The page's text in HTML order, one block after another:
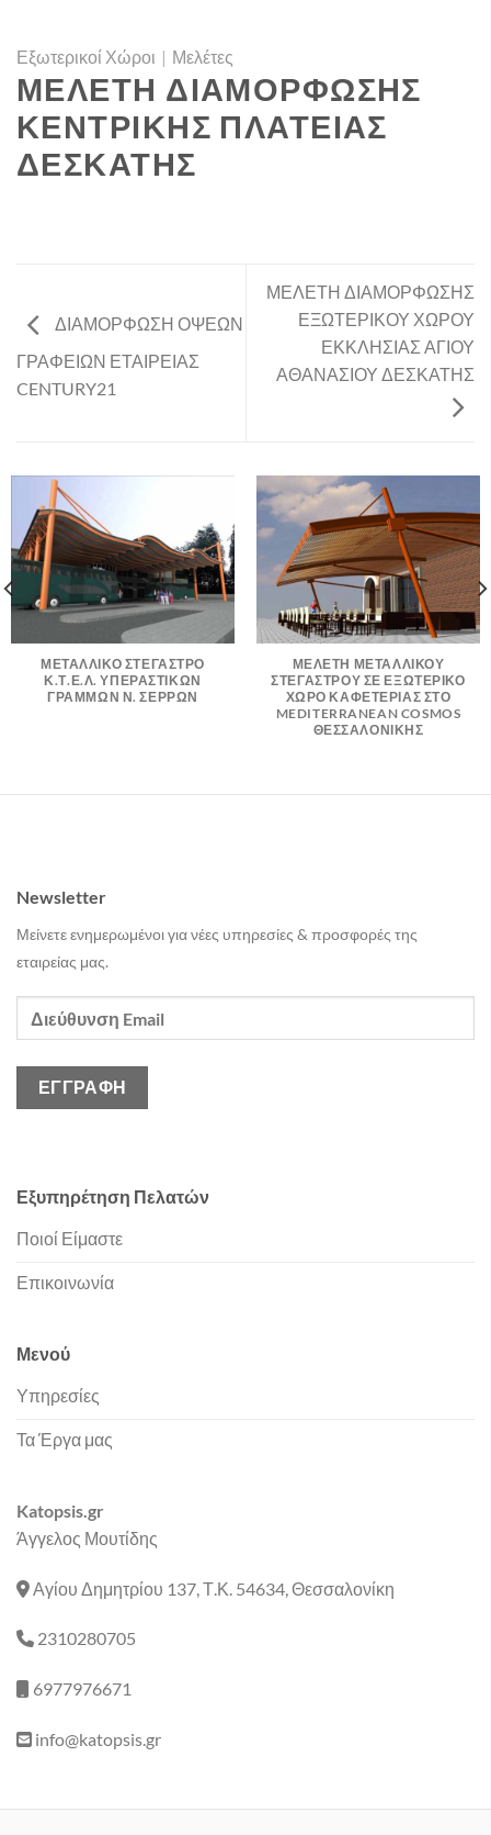
Εξωτερικοί Χώροι | Μελέτες
ΜΕΛΕΤΗ ΔΙΑΜΟΡΦΩΣΗΣ
ΚΕΝΤΡΙΚΗΣ ΠΛΑΤΕΙΑΣ
ΔΕΣΚΑΤΗΣ
ΔΙΑΜΟΡΦΩΣΗ ΟΨΕΩΝ
ΓΡΑΦΕΙΩΝ ΕΤΑΙΡΕΙΑΣ
CENTURY21
ΜΕΛΕΤΗ ΔΙΑΜΟΡΦΩΣΗΣ
ΕΞΩΤΕΡΙΚΟΥ ΧΩΡΟΥ
ΕΚΚΛΗΣΙΑΣ ΑΓΙΟΥ
ΑΘΑΝΑΣΙΟΥ ΔΕΣΚΑΤΗΣ
ΜΕΤΑΛΛΙΚΟ ΣΤΕΓΑΣΤΡΟ
Κ.Τ.Ε.Λ. ΥΠΕΡΑΣΤΙΚΩΝ
ΓΡΑΜΜΩΝ Ν. ΣΕΡΡΩΝ
ΜΕΛΕΤΗ ΜΕΤΑΛΛΙΚΟΥ
ΣΤΕΓΑΣΤΡΟΥ ΣΕ ΕΞΩΤΕΡΙΚΟ
ΧΩΡΟ ΚΑΦΕΤΕΡΙΑΣ ΣΤΟ
MEDITERRANEAN COSMOS
ΘΕΣΣΑΛΟΝΙΚΗΣ
Newsletter
Μείνετε ενημερωμένοι για νέες υπηρεσίες & προσφορές της
εταιρείας μας.
Εξυπηρέτηση Πελατών
Ποιοί Είμαστε
Επικοινωνία
Μενού
Υπηρεσίες
Τα Έργα μας
Katopsis.gr
Άγγελος Μουτίδης
Αγίου Δημητρίου 137, Τ.Κ. 54634, Θεσσαλονίκη
2310280705
6977976671
info@katopsis.gr